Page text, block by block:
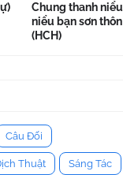
Chung thanh niểu
niểu bạn sơn thôn
(HCH)
Câu Đối
Thuật Sáng Tác